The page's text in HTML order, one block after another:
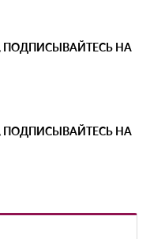
ПОДПИСЫВАЙТЕСЬ НА
ПОДПИСЫВАЙТЕСЬ НА